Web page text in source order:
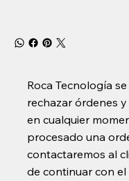
Roca Tecnología
rechazar órdenes
en cualquier
procesado una
contactaremos al
de continuar con